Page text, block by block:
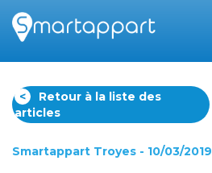
<
Retour à la liste des
articles
Smartappart Troyes - 10/03/2019